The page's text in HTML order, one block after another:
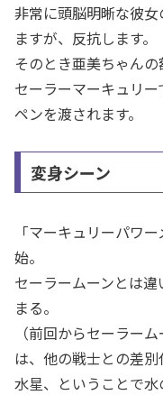
非常に頭脳明晰な彼
ますが、反抗します。
そのとき亜美ちゃん
セーラーマーキュリ
ペンを渡されます。
変身シーン
「マーキュリーパワ
始。
セーラームーンとは
まる。
（前回からセーラー
は、他の戦士との差別
水星、ということで